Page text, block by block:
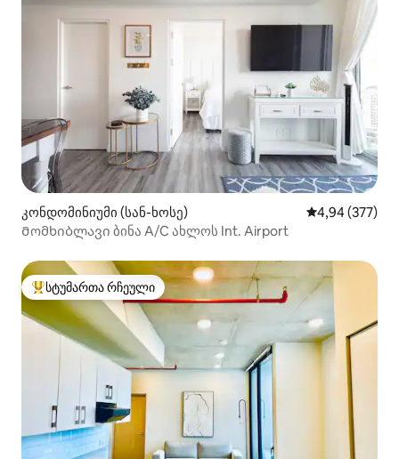
კონდომინიუმი (სან-ხოსე) საშუალო
4,94 (377)
Მომხიბლავი ბინა A/C ახლოს Int. Airport
სტუმართა რჩეული მოწინავე ვარიანტი
სტუმართა რჩეული